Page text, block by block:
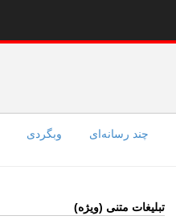
چند رسانه‌ای وبگردی
تبلیغات متنی (ویژه)